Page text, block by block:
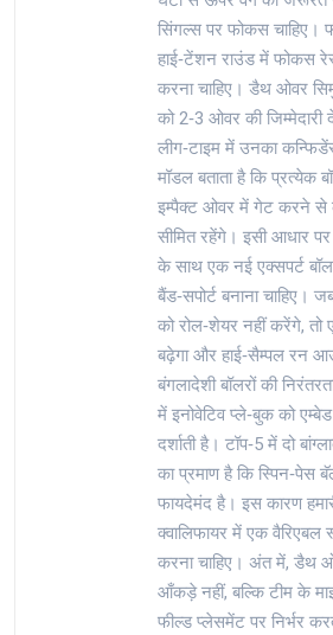
सिंगल्स पर फोकस चाहिए।
हाई‑टेंशन राउंड में फोकस
करना चाहिए। डैथ ओवर
को 2‑3 ओवर की जिम्मेदारी
लीग‑टाइम में उनका
मॉडल बताता है कि प्रत्येक
इम्पैक्ट ओवर में गेट करने
सीमित रहेंगे। इसी आधार
के साथ एक नई एक्सपर्ट
बैंड‑सपोर्ट बनाना चाहिए।
को रोल‑शेयर नहीं करेंगे, तो
बढ़ेगा और हाई‑सैम्पल रन
बंगलादेशी बॉलरों की
में इनोवेटिव प्ले‑बुक को
दर्शाती है। टॉप‑5 में दो
का प्रमाण है कि स्पिन‑पेस
फायदेमंद है। इस कारण
क्वालिफायर में एक वैरिएबल
करना चाहिए। अंत में, डैथ
आँकड़े नहीं, बल्कि टीम के
फील्ड प्लेसमेंट पर निर्भर